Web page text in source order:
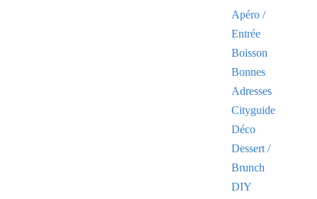
Apéro /
Entrée
Boisson
Bonnes
Adresses
Cityguide
Déco
Dessert /
Brunch
DIY